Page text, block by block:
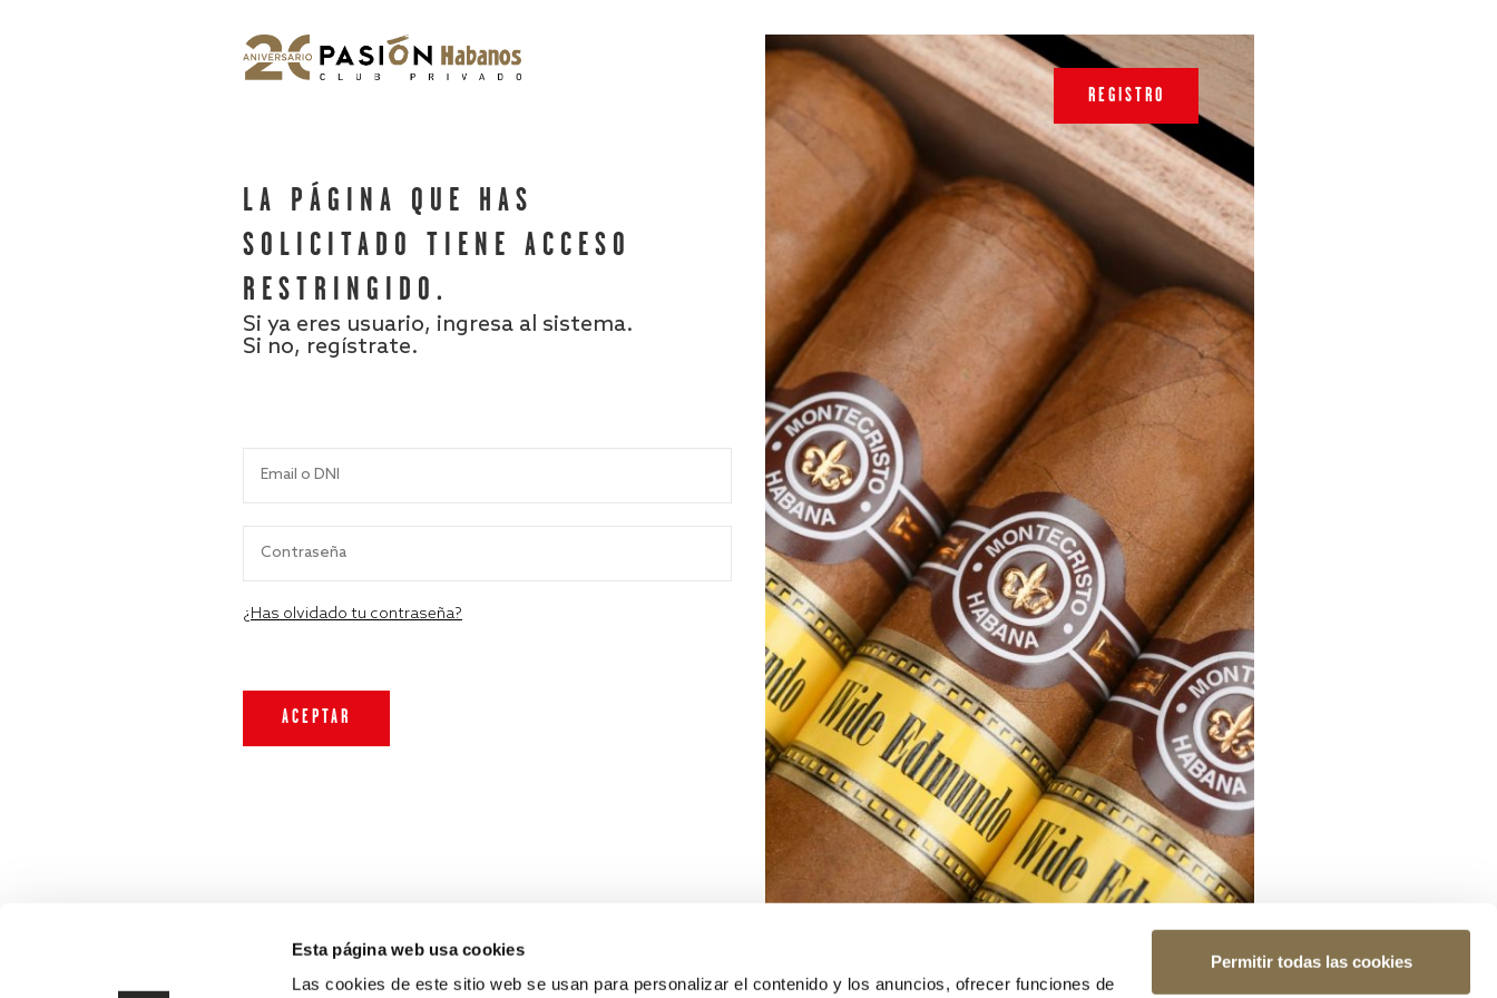
Esta página web usa cookies
Las cookies de este sitio web se usan para personalizar el contenido y los anuncios, ofrecer funciones de
Permitir todas las cookies
LA PÁGINA QUE HAS
SOLICITADO TIENE ACCESO
RESTRINGIDO.
Si ya eres usuario, ingresa al sistema.
Si no, regístrate.
¿Has olvidado tu contraseña?
REGISTRO